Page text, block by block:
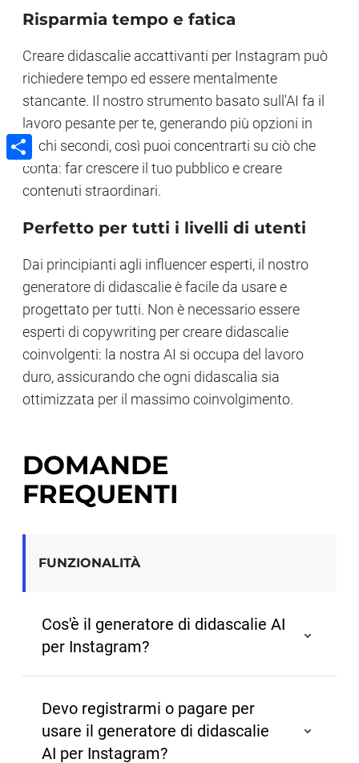
Risparmia tempo e fatica
Creare didascalie accattivanti per Instagram può
richiedere tempo ed essere mentalmente
stancante. Il nostro strumento basato sull'AI fa il
lavoro pesante per te, generando più opzioni in
pochi secondi, così puoi concentrarti su ciò che
conta: far crescere il tuo pubblico e creare
contenuti straordinari.
Perfetto per tutti i livelli di utenti
Dai principianti agli influencer esperti, il nostro
generatore di didascalie è facile da usare e
progettato per tutti. Non è necessario essere
esperti di copywriting per creare didascalie
coinvolgenti: la nostra AI si occupa del lavoro
duro, assicurando che ogni didascalia sia
ottimizzata per il massimo coinvolgimento.
DOMANDE
FREQUENTI
FUNZIONALITÀ
Cos'è il generatore di didascalie AI
per Instagram?
Il nostro generatore di didascalie AI per
gratuito che ti aiuta a creare rapidamente
didascalie accattivanti e creative per i tuoi post
su Instagram. Non è richiesta alcuna iscrizione o
Devo registrarmi o pagare per
usare il generatore di didascalie
AI per Instagram?
Share